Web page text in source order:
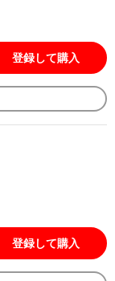
登録して購入
登録して購入